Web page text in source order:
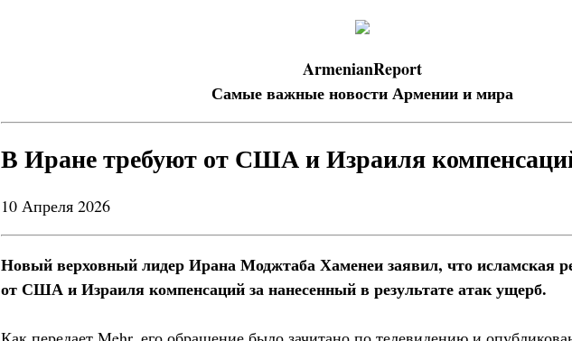
ArmenianReport
Самые важные новости Армении и мира
В Иране требуют от США и Израиля
10 Апреля 2026
Новый верховный лидер Ирана Моджтаба Хаменеи заявил, что исламская
от США и Израиля компенсаций за нанесенный в результате атак ущерб.